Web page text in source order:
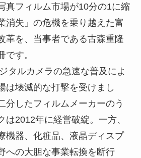
真フィルム市場が10分の1に縮
消失」の危機を乗り越えた富
革を、当事者である古森重隆
です。
タルカメラの急速な普及によ
は壊滅的な打撃を受けまし
分したフィルムメーカーのう
は2012年に経営破綻。一方、
機器、化粧品、液晶ディスプ
への大胆な事業転換を断行